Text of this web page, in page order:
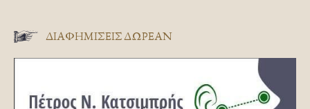
ΔΙΑΦΗΜΊΣΕΙΣ ΔΩΡΕΆΝ